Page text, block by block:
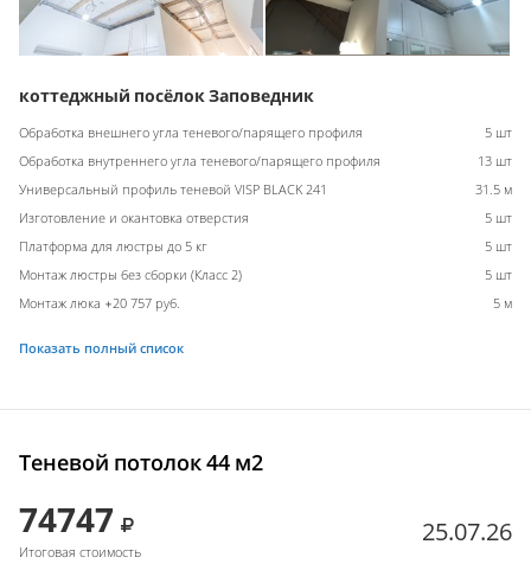
коттеджный посёлок Заповедник
Обработка внешнего угла теневого/парящего профиля
5 шт
Обработка внутреннего угла теневого/парящего профиля
13 шт
Универсальный профиль теневой VISP BLACK 241
31.5 м
Изготовление и окантовка отверстия
5 шт
Платформа для люстры до 5 кг
5 шт
Монтаж люстры без сборки (Класс 2)
5 шт
Монтаж люка +20 757 руб.
5 м
Показать полный список
Теневой потолок 44 м2
74747
Итоговая стоимость
25.07.26